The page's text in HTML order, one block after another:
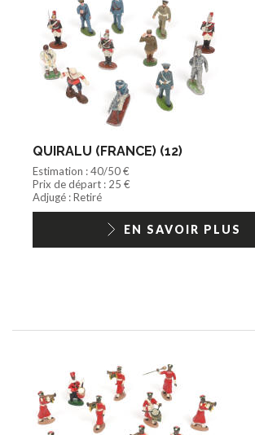
QUIRALU (FRANCE) (12)
Estimation : 40/50 €
Prix de départ : 25 €
Adjugé : Retiré
EN SAVOIR PLUS